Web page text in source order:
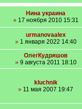
Нина украина
»17 ноября 2010 15:31
urmanovaalex
»1 января 2022 14:40
ОлегКудряшов
»9 августа 2011 18:10
kluchnik
» 11 мая 2007 19:47